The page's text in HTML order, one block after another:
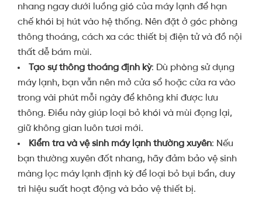
nhang ngay dưới luồng gió của máy lạnh để hạn
chế khói bị hút vào hệ thống. Nên đặt ở góc phòng
thông thoáng, cách xa các thiết bị điện tử và đồ nội
thất dễ bám mùi.
Tạo sự thông thoáng định kỳ: Dù phòng sử dụng
máy lạnh, bạn vẫn nên mở cửa sổ hoặc cửa ra vào
trong vài phút mỗi ngày để không khí được lưu
thông. Điều này giúp loại bỏ khói và mùi đọng lại,
giữ không gian luôn tươi mới.
Kiểm tra và vệ sinh máy lạnh thường xuyên: Nếu
bạn thường xuyên đốt nhang, hãy đảm bảo vệ sinh
màng lọc máy lạnh định kỳ để loại bỏ bụi bẩn, duy
trì hiệu suất hoạt động và bảo vệ thiết bị.